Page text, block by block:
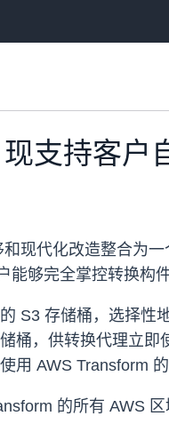
支持客户
现代化改造整合为
能够完全掌控转换构
S3 存储桶，选择性
桶，供转换代理立
用 AWS Transform 的
的所有 AWS